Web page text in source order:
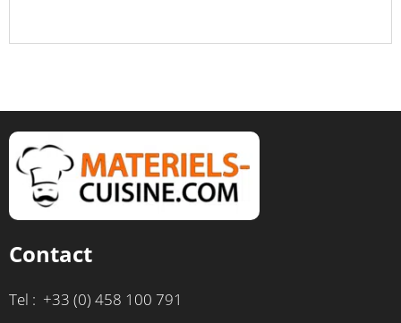
Contact
Tel : +33 (0) 458 100 791